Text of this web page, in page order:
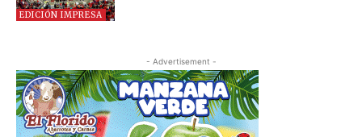
EDICIÓN IMPRESA
- Advertisement -